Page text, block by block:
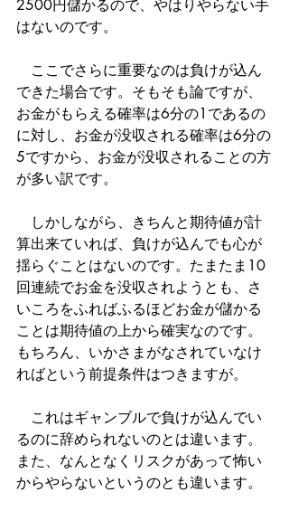
2500円儲かるので、やはりやらない手
はないのです。
ここでさらに重要なのは負けが込ん
できた場合です。そもそも論ですが、
お金がもらえる確率は6分の1であるの
に対し、お金が没収される確率は6分の
5ですから、お金が没収されることの方
が多い訳です。
しかしながら、きちんと期待値が計
算出来ていれば、負けが込んでも心が
揺らぐことはないのです。たまたま10
回連続でお金を没収されようとも、さ
いころをふればふるほどお金が儲かる
ことは期待値の上から確実なのです。
もちろん、いかさまがなされていなけ
ればという前提条件はつきますが。
これはギャンブルで負けが込んでい
るのに辞められないのとは違います。
また、なんとなくリスクがあって怖い
からやらないというのとも違います。